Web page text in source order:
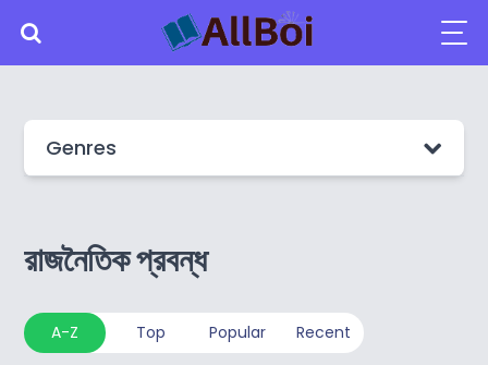
Genres
রাজনৈতিক প্রবন্ধ
A-Z Top Popular Recent